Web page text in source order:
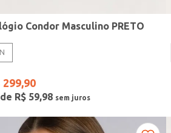
Condor Masculino PRETO
299,90
R$ 59,98